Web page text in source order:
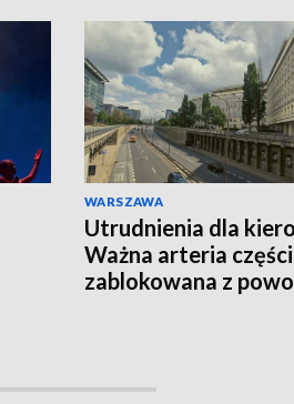
WARSZAWA
Utrudnienia dla
Ważna arteria
zablokowana z